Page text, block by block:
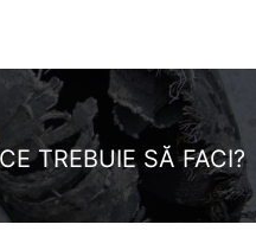
TREBUIE SĂ FACI?